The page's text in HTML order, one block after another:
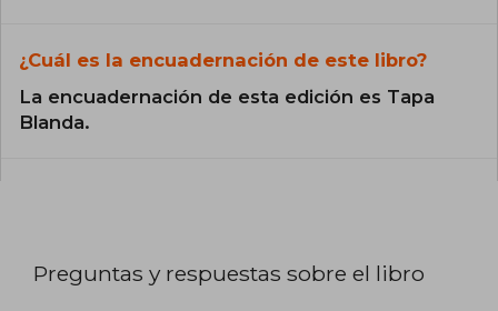
¿Cuál es la encuadernación de este libro?
La encuadernación de esta edición es Tapa
Blanda.
Preguntas y respuestas sobre el libro